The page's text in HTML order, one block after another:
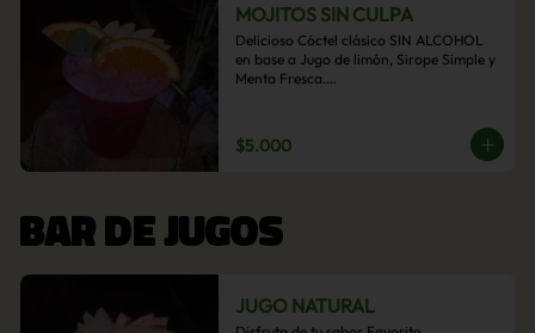
MOJITOS SIN CULPA
Delicioso Cóctel clásico SIN ALCOHOL
en base a Jugo de limón, Sirope Simple y
Menta Fresca.
$5.000
BAR DE JUGOS
JUGO NATURAL